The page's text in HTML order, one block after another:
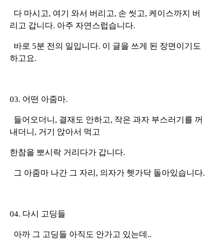
다 마시고, 여기 와서 버리고, 손 씻고, 케이스까지 버
리고 갑니다. 아주 자연스럽습니다.
바로 5분 전의 일입니다. 이 글을 쓰게 된 장면이기도
하고요.
03. 어떤 아줌마.
들어오더니, 결재도 안하고, 작은 과자 부스러기를 꺼
내더니, 거기 앉아서 먹고
한참을 뽀시락 거리다가 갑니다.
그 아줌마 나간 그 자리, 의자가 헷가닥 돌아있습니다.
04. 다시 고딩들
아까 그 고딩들 아직도 안가고 있는데..